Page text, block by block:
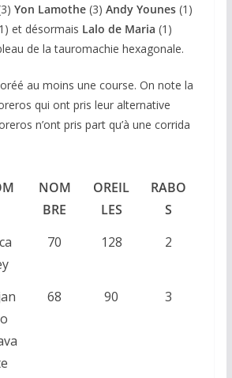
Yon Lamothe (3) Andy Younes(1)
et désormais Lalo de Maria (1)
de la tauromachie hexagonale.
au moins une course. On note la
qui ont pris leur alternative
n’ont pris part qu’à une corrida
NOM
BRE
OREIL
LES
RABO
S
70 128 2
68 90 3